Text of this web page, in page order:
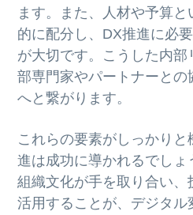
ます。また、人材や予算
的に配分し、DX推進に必
が大切です。こうした内
部専門家やパートナーと
へと繋がります。
これらの要素がしっかり
進は成功に導かれるでしょ
組織文化が手を取り合い、
活用することが、デジタ